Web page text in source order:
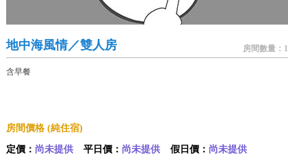
地中海風情／雙人房 房間數量：
含早餐
房間價格 (純住宿)
定價： 尚未提供 平日價： 尚未提供 假日價： 尚未提供